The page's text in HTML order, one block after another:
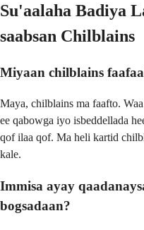
Su'aalaha Badiya
saabsan Chilblains
Miyaan chilblains
Maya, chilblains ma faafto.
ee qabowga iyo isbeddellada
qof ilaa qof. Ma heli kartid
kale.
Immisa ayay
bogsadaan?